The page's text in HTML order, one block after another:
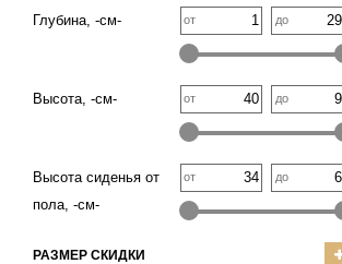
Глубина, -см- от до
Высота, -см- от до
Высота сиденья от
пола, -см-
от до
РАЗМЕР СКИДКИ